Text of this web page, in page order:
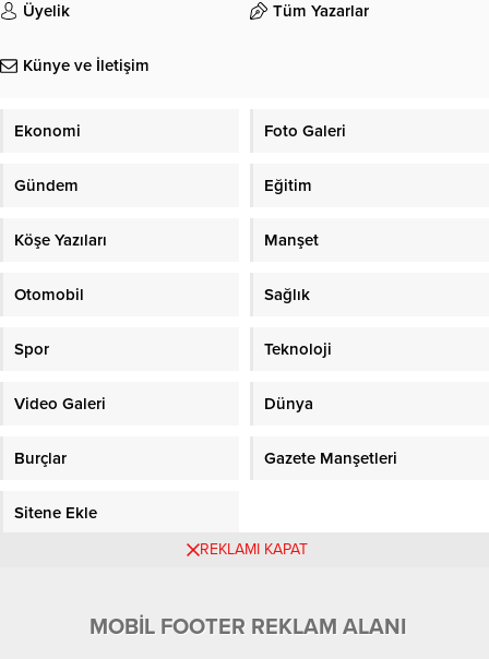
Üyelik Tüm Yazarlar
Künye ve İletişim
Ekonomi Foto Galeri
Gündem Eğitim
Köşe Yazıları Manşet
Otomobil Sağlık
Spor Teknoloji
Video Galeri Dünya
Burçlar Gazete Manşetleri
Sitene Ekle
REKLAMI KAPAT
MOBİL FOOTER REKLAM ALANI